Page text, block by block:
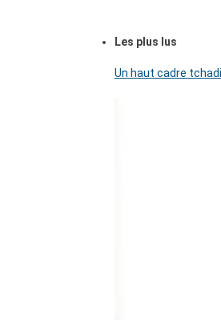
Les plus lus
Un haut cadre